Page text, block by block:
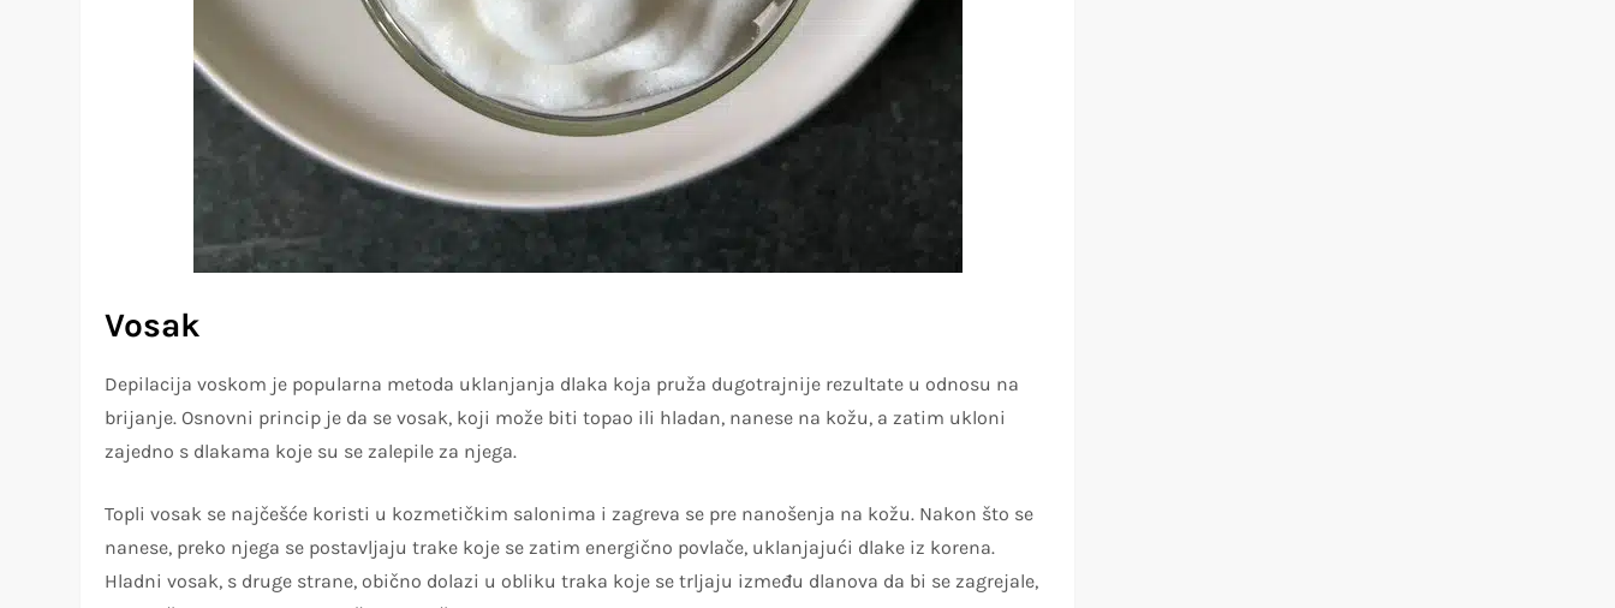
Vosak
Depilacija voskom je popularna metoda uklanjanja dlaka koja pruža dugotrajnije rezultate u odnosu na
brijanje. Osnovni princip je da se vosak, koji može biti topao ili hladan, nanese na kožu, a zatim ukloni
zajedno s dlakama koje su se zalepile za njega.
Topli vosak se najčešće koristi u kozmetičkim salonima i zagreva se pre nanošenja na kožu. Nakon što se
nanese, preko njega se postavljaju trake koje se zatim energično povlače, uklanjajući dlake iz korena.
Hladni vosak, s druge strane, obično dolazi u obliku traka koje se trljaju između dlanova da bi se zagrejale,